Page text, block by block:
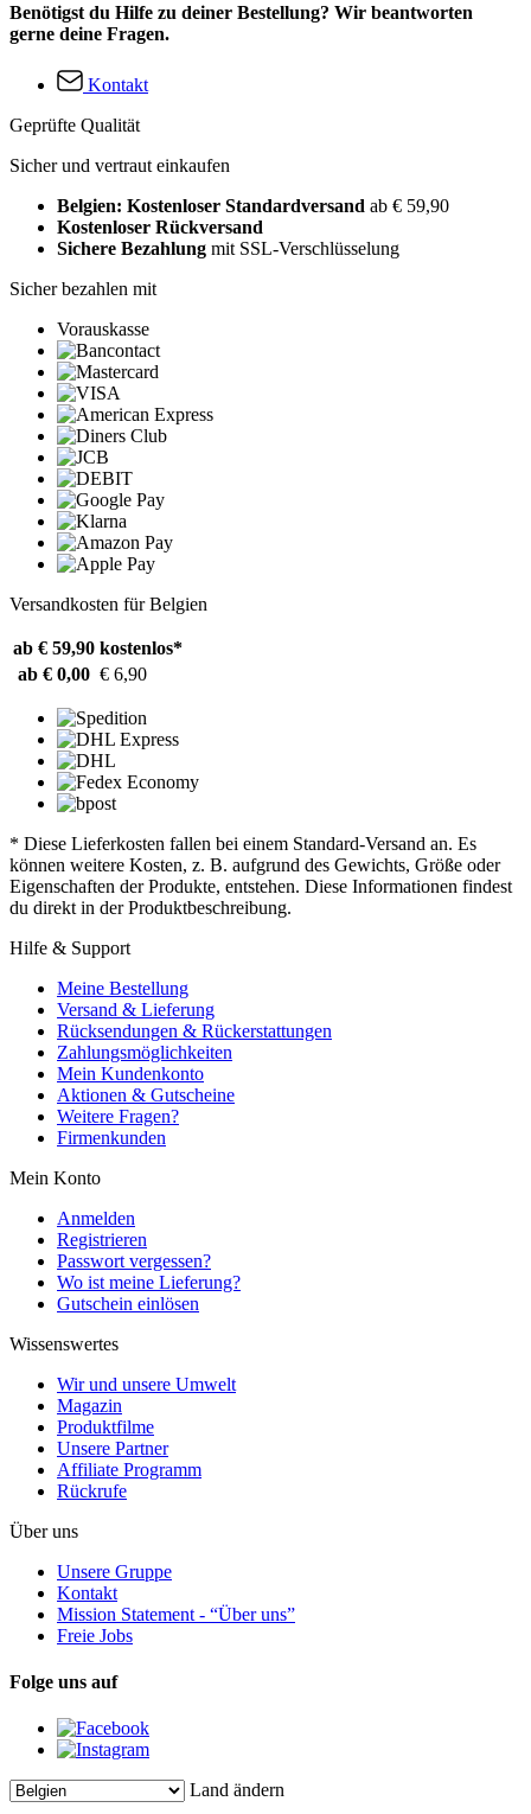
Benötigst du Hilfe zu deiner Bestellung? Wir beantworten
gerne deine Fragen.
Kontakt
Geprüfte Qualität
Sicher und vertraut einkaufen
Belgien: Kostenloser Standardversand ab € 59,90
Kostenloser Rückversand
Sichere Bezahlung mit SSL-Verschlüsselung
Sicher bezahlen mit
Vorauskasse
Versandkosten für Belgien
ab € 59,90 kostenlos*
ab € 0,00 € 6,90
* Diese Lieferkosten fallen bei einem Standard-Versand an. Es
können weitere Kosten, z. B. aufgrund des Gewichts, Größe oder
Eigenschaften der Produkte, entstehen. Diese Informationen findest
du direkt in der Produktbeschreibung.
Hilfe & Support
Meine Bestellung
Versand & Lieferung
Rücksendungen & Rückerstattungen
Zahlungsmöglichkeiten
Mein Kundenkonto
Aktionen & Gutscheine
Weitere Fragen?
Firmenkunden
Mein Konto
Anmelden
Registrieren
Passwort vergessen?
Wo ist meine Lieferung?
Gutschein einlösen
Wissenswertes
Wir und unsere Umwelt
Magazin
Produktfilme
Unsere Partner
Affiliate Programm
Rückrufe
Über uns
Unsere Gruppe
Kontakt
Mission Statement - “Über uns”
Freie Jobs
Folge uns auf
Land ändern